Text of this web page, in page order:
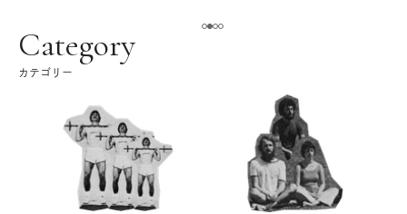
Category
カテゴリー